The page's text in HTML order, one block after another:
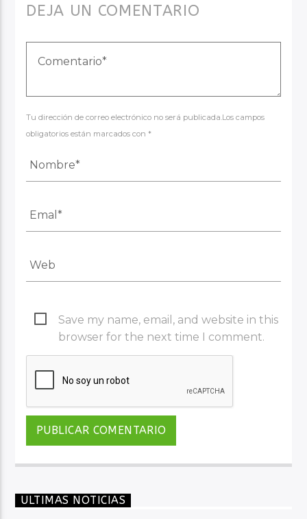
DEJA UN COMENTARIO
Tu dirección de correo electrónico no será publicada.Los campos
obligatorios están marcados con *
Save my name, email, and website in this
browser for the next time I comment.
ULTIMAS NOTICIAS